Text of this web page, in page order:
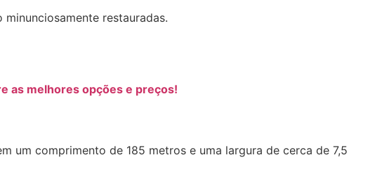
restauradas.
as melhores opções e preços!
um comprimento de 185 metros e uma largura de cerca de 7,5